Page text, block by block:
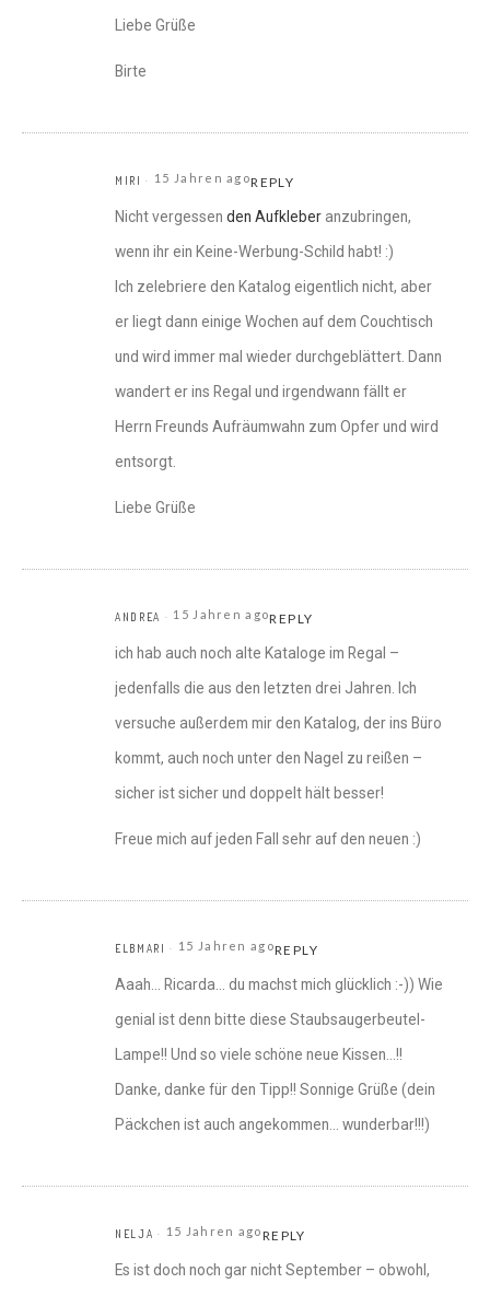
Liebe Grüße
Birte
MIRI 15 Jahren agoREPLY
Nicht vergessen den Aufkleber anzubringen,
wenn ihr ein Keine-Werbung-Schild habt! :)
Ich zelebriere den Katalog eigentlich nicht, aber
er liegt dann einige Wochen auf dem Couchtisch
und wird immer mal wieder durchgeblättert. Dann
wandert er ins Regal und irgendwann fällt er
Herrn Freunds Aufräumwahn zum Opfer und wird
entsorgt.
Liebe Grüße
ANDREA 15 Jahren agoREPLY
ich hab auch noch alte Kataloge im Regal –
jedenfalls die aus den letzten drei Jahren. Ich
versuche außerdem mir den Katalog, der ins Büro
kommt, auch noch unter den Nagel zu reißen –
sicher ist sicher und doppelt hält besser!
Freue mich auf jeden Fall sehr auf den neuen :)
ELBMARI 15 Jahren agoREPLY
Aaah… Ricarda… du machst mich glücklich :-)) Wie
genial ist denn bitte diese Staubsaugerbeutel-
Lampe!! Und so viele schöne neue Kissen…!!
Danke, danke für den Tipp!! Sonnige Grüße (dein
Päckchen ist auch angekommen… wunderbar!!!)
NELJA 15 Jahren agoREPLY
Es ist doch noch gar nicht September – obwohl,